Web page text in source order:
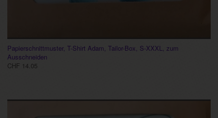
Papierschnittmuster, T-Shirt Adam, Tailor-Box, S-XXXL, zum
Ausschneiden
CHF 14.05